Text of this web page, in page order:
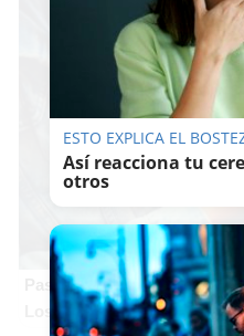
Pasaportes que abren
Los pasaportes más
ESTO EXPLICA EL
Así reacciona tu
otros